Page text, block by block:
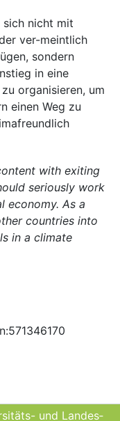
sich nicht mit
ver-meintlich
sondern
in eine
organisieren, um
einen Weg zu
with exiting
seriously work
economy. As a
countries into
in a climate
und Landes­